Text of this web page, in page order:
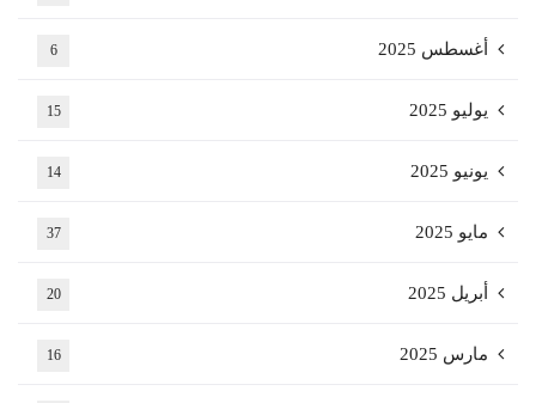
أغسطس 2025 6
يوليو 2025 15
يونيو 2025 14
مايو 2025 37
أبريل 2025 20
مارس 2025 16